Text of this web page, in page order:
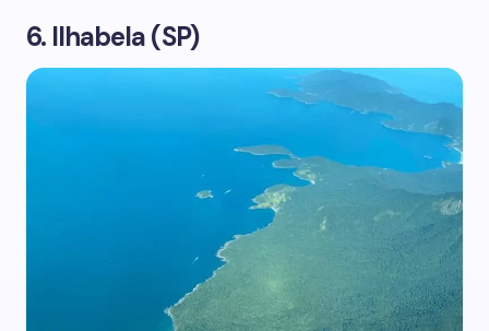
6. Ilhabela (SP)